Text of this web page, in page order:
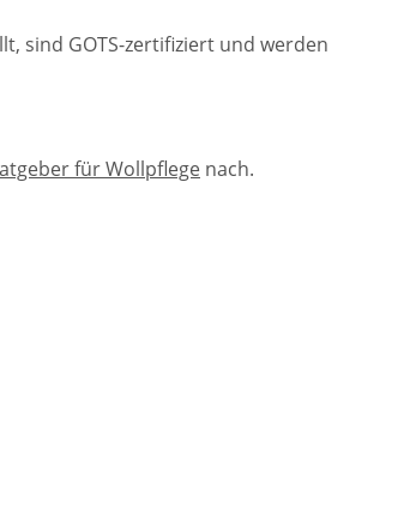
sind GOTS-zertifiziert und werden
für Wollpflege nach.